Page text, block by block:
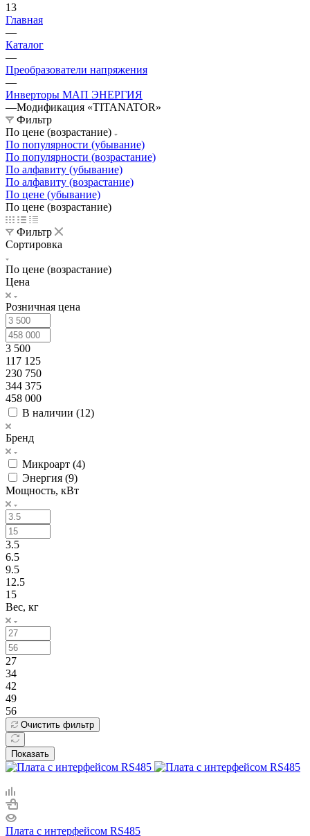
13
Главная
—
Каталог
—
Преобразователи напряжения
—
Инверторы МАП ЭНЕРГИЯ
—Модификация «TITANATOR»
Фильтр
По цене (возрастание)
По популярности (убывание)
По популярности (возрастание)
По алфавиту (убывание)
По алфавиту (возрастание)
По цене (убывание)
По цене (возрастание)
Фильтр
Сортировка
По цене (возрастание)
Цена
Розничная цена
3 500
117 125
230 750
344 375
458 000
В наличии (12)
Бренд
Микроарт (4)
Энергия (9)
Мощность, кВт
3.5
6.5
9.5
12.5
15
Вес, кг
27
34
42
49
56
Очистить фильтр
Показать
Плата с интерфейсом RS485